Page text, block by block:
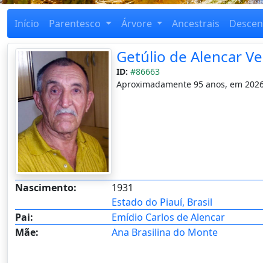
Início Parentesco Árvore Ancestrais
Getúlio de Alencar
ID: #86663
Aproximadamente 95 anos, em
Nascimento:
1931
Estado do Piauí, Brasil
Pai:
Emídio Carlos de Alencar
Mãe:
Ana Brasilina do Monte